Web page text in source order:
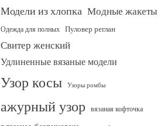
Модели из хлопка Модные жакеты
Одежда для полных Пуловер реглан
Свитер женский
Удлиненные вязаные модели
Узор косы Узоры ромбы
ажурный узор вязаная кофточка